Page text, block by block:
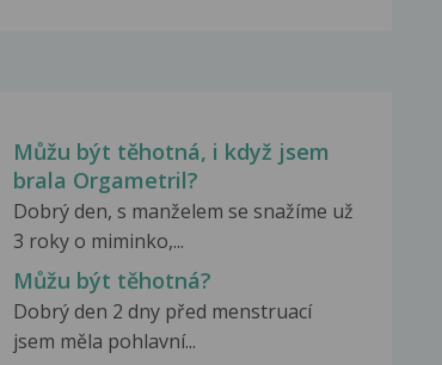
Můžu být těhotná, i když jsem
brala Orgametril?
Dobrý den, s manželem se snažíme už
3 roky o miminko,...
Můžu být těhotná?
Dobrý den 2 dny před menstruací
jsem měla pohlavní...